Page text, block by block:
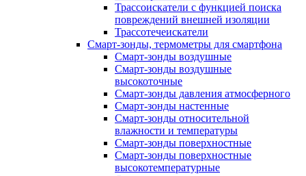
Трассоискатели с функцией поиска
повреждений внешней изоляции
Трассотечеискатели
Смарт-зонды, термометры для смартфона
Смарт-зонды воздушные
Смарт-зонды воздушные
высокоточные
Смарт-зонды давления атмосферного
Смарт-зонды настенные
Смарт-зонды относительной
влажности и температуры
Смарт-зонды поверхностные
Смарт-зонды поверхностные
высокотемпературные